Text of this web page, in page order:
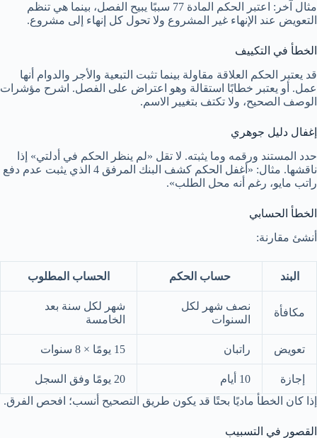
مثال آخر: اعتبر الحكم المادة 77 سببًا يبيح الفصل، بينما هي تنظم
التعويض عند الإنهاء غير المشروع ولا تحول كل إنهاء إلى مشروع.
الخطأ في التكييف
قد يعتبر الحكم العلاقة مقاولة بينما تثبت التبعية والأجر والدوام أنها
عمل. أو يعتبر خطابًا استقالة وهو اعتراض على الفصل. اشرح مؤشرات
الوصف الصحيح، ولا تكتف بتغيير الاسم.
إغفال دليل جوهري
حدد المستند ورقمه وما يثبته. لا تقل «لم ينظر الحكم في أدلتي» إذا
ناقشها. مثال: «أغفل الحكم كشف البنك المرفق 4 الذي يثبت عدم دفع
راتب مايو، رغم أنه محل الطلب».
الخطأ الحسابي
أنشئ مقارنة:
البند حساب الحكم الحساب المطلوب
مكافأة
نصف شهر لكل
السنوات
شهر لكل سنة بعد
الخامسة
تعويض راتبان 15 يومًا × 8 سنوات
إجازة 10 أيام
20 يومًا وفق السجل
إذا كان الخطأ ماديًا بحتًا قد يكون طريق التصحيح أنسب؛ افحص الفرق.
القصور في التسبيب